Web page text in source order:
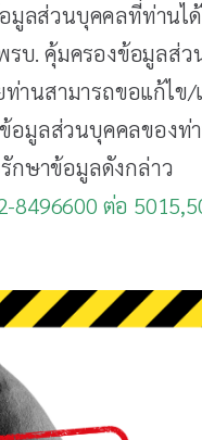
ลส่วนบุคคลที่ท่านไ
บ. คุ้มครองข้อมูลส่ว
านสามารถขอแก้ไ
มูลส่วนบุคคลของท่
กษาข้อมูลดังกล่าว
ต่อ